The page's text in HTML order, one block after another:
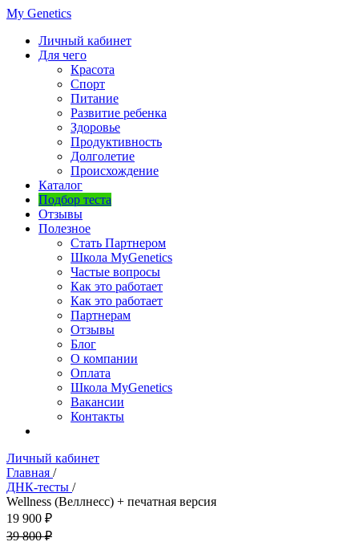
My Genetics
Личный кабинет
Для чего
Красота
Спорт
Питание
Развитие ребенка
Здоровье
Продуктивность
Долголетие
Происхождение
Каталог
Подбор теста
Отзывы
Полезное
Стать Партнером
Школа MyGenetics
Частые вопросы
Как это работает
Как это работает
Партнерам
Отзывы
Блог
О компании
Оплата
Школа MyGenetics
Вакансии
Контакты
Личный кабинет
Главная /
ДНК-тесты /
Wellness (Веллнесс) + печатная версия
19 900 ₽
39 800 ₽